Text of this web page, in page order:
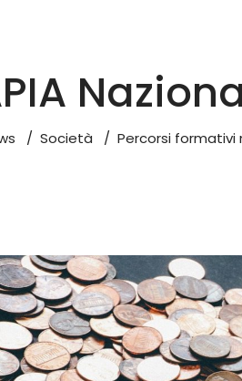
/ Società / Percorsi formativi